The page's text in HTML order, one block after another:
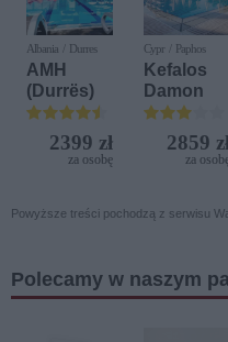
Albania / Durres
AMH
(Durrës)
2399 zł
za osobę
Cypr / Paphos
Kefalos
Damon
2859
za
Powyższe treści pochodzą z serwisu
Polecamy w naszym